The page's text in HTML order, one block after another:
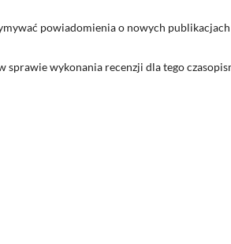
powiadomienia o nowych publikacjach
sprawie wykonania recenzji dla tego